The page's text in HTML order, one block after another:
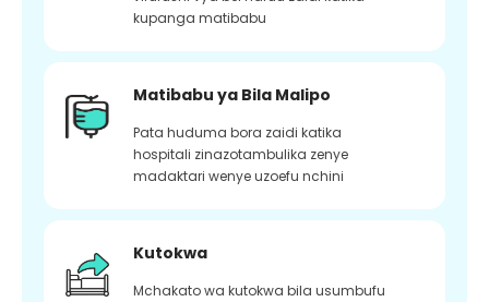
kupanga matibabu
Matibabu ya Bila Malipo
Pata huduma bora zaidi katika
hospitali zinazotambulika zenye
madaktari wenye uzoefu nchini
Kutokwa
Mchakato wa kutokwa bila usumbufu